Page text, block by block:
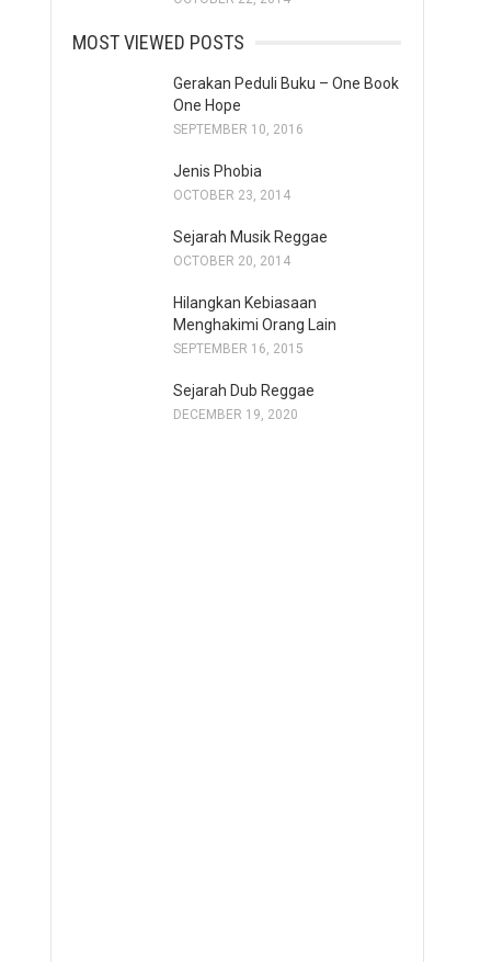
MOST VIEWED POSTS
Gerakan Peduli Buku – One Book
One Hope
SEPTEMBER 10, 2016
Jenis Phobia
OCTOBER 23, 2014
Sejarah Musik Reggae
OCTOBER 20, 2014
Hilangkan Kebiasaan
Menghakimi Orang Lain
SEPTEMBER 16, 2015
Sejarah Dub Reggae
DECEMBER 19, 2020